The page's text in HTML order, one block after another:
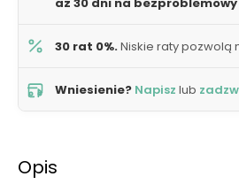
30 rat 0%.Niskie raty pozwolą
Wniesienie? Napisz lub
Opis